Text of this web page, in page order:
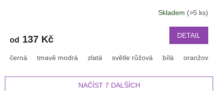
Skladem (>5 ks)
od 137 Kč DETAIL
černá tmavě modrá zlatá světle růžová bílá oranžová
NAČÍST 7 DALŠÍCH